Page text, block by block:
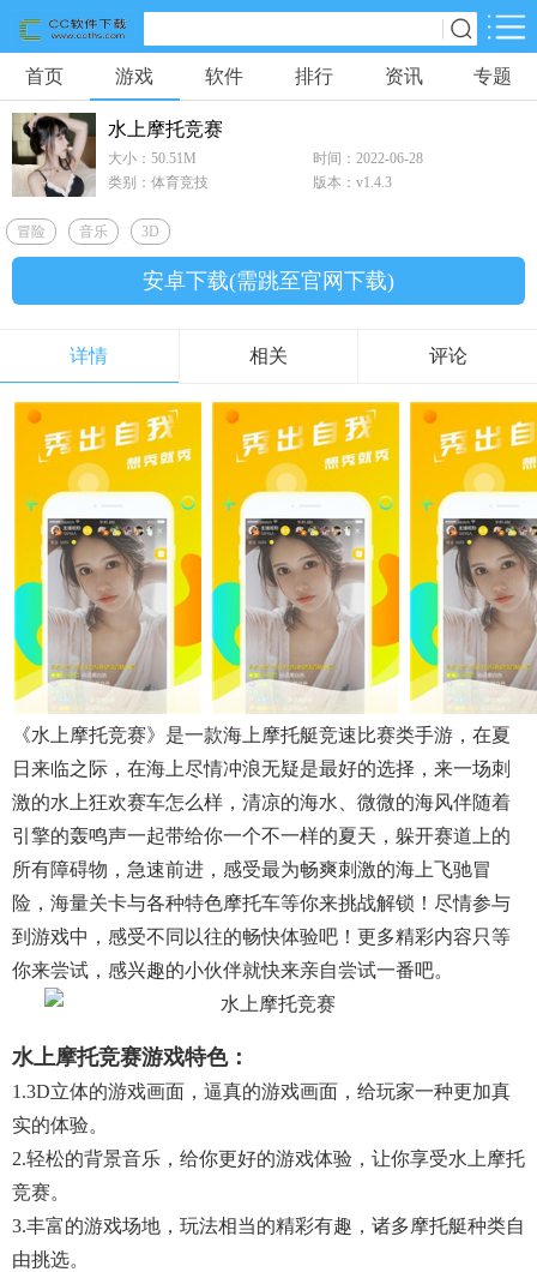
网游分类 软件分类
休闲益智
904款游戏
冒险解密
动作射击
2款游戏
321款游戏
301款游戏
871款游戏
赛车竞速
0款游戏
首页 游戏 软件 排行 资讯 专题
水上摩托竞赛
大小：50.51M
时间：2022-06-28
类别：体育竞技
版本：v1.4.3
冒险 音乐 3D
安卓下载(需跳至官网下载)
详情 相关 评论
《水上摩托竞赛》是一款海上摩托艇竞速比赛类手游，在夏
日来临之际，在海上尽情冲浪无疑是最好的选择，来一场刺
激的水上狂欢赛车怎么样，清凉的海水、微微的海风伴随着
引擎的轰鸣声一起带给你一个不一样的夏天，躲开赛道上的
所有障碍物，急速前进，感受最为畅爽刺激的海上飞驰冒
险，海量关卡与各种特色摩托车等你来挑战解锁！尽情参与
到游戏中，感受不同以往的畅快体验吧！更多精彩内容只等
你来尝试，感兴趣的小伙伴就快来亲自尝试一番吧。
水上摩托竞赛游戏特色：
1.3D立体的游戏画面，逼真的游戏画面，给玩家一种更加真
实的体验。
2.轻松的背景音乐，给你更好的游戏体验，让你享受水上摩托
竞赛。
3.丰富的游戏场地，玩法相当的精彩有趣，诸多摩托艇种类自
由挑选。